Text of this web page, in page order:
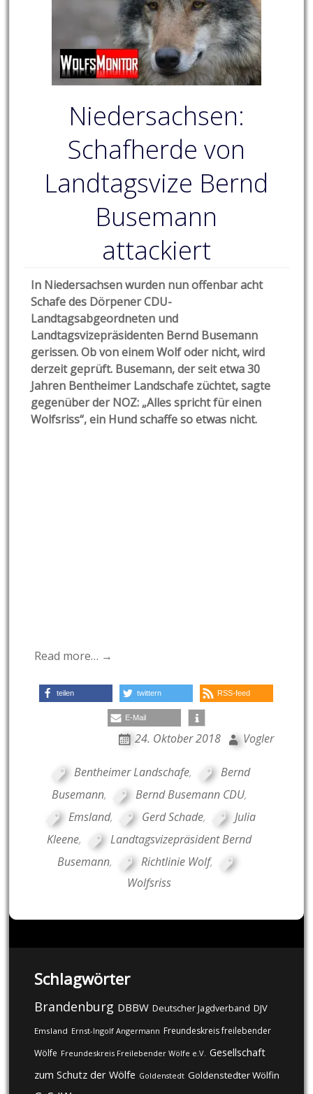
Niedersachsen:
Schafherde von
Landtagsvize Bernd
Busemann
attackiert
In Niedersachsen wurden nun offenbar acht
Schafe des Dörpener CDU-
Landtagsabgeordneten und
Landtagsvizepräsidenten Bernd Busemann
gerissen. Ob von einem Wolf oder nicht, wird
derzeit geprüft. Busemann, der seit etwa 30
Jahren Bentheimer Landschafe züchtet, sagte
gegenüber der NOZ: „Alles spricht für einen
Wolfsriss“, ein Hund schaffe so etwas nicht.
Read more… →
teilen twittern RSS-feed
E-Mail
24. Oktober 2018 Vogler
Bentheimer Landschafe,
Bernd
Busemann, Bernd Busemann CDU,
Emsland, Gerd Schade,
Julia
Kleene,
Landtagsvizepräsident Bernd
Busemann, Richtlinie Wolf,
Wolfsriss
Schlagwörter
Brandenburg DBBW Deutscher Jagdverband DJV
Emsland Ernst-Ingolf Angermann Freundeskreis freilebender
Wölfe Freundeskreis Freilebender Wölfe e.V. Gesellschaft
zum Schutz der Wölfe Goldenstedt Goldenstedter Wölfin